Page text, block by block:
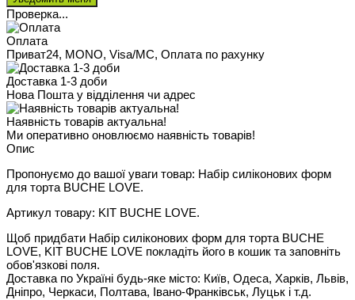
Проверка...
Оплата
Приват24, MONO, Visa/MC, Оплата по рахунку
Доставка 1-3 доби
Нова Пошта у відділення чи адрес
Наявність товарів актуальна!
Ми оперативно оновлюємо наявність товарів!
Опис
Пропонуємо до вашої уваги товар: Набір силіконових форм
для торта BUCHE LOVE.
Артикул товару: KIT BUCHE LOVE.
Щоб придбати Набір силіконових форм для торта BUCHE
LOVE, KIT BUCHE LOVE покладіть його в кошик та заповніть
обов'язкові поля.
Доставка по Україні будь-яке місто: Київ, Одеса, Харків, Львів,
Дніпро, Черкаси, Полтава, Івано-Франківськ, Луцьк і т.д.